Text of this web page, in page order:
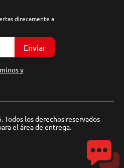
direcamente a
Enviar
y
Todos los derechos reservados
el área de entrega.